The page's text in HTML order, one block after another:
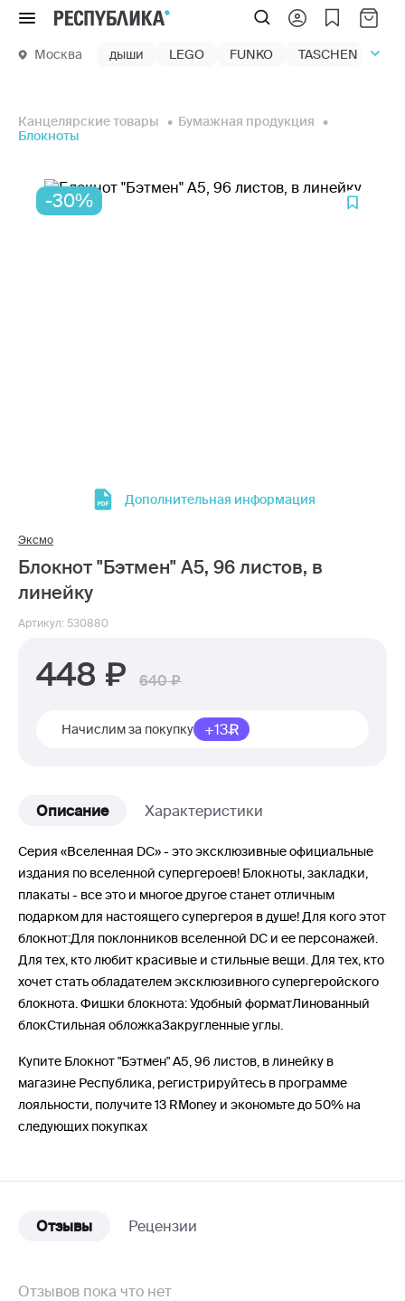
Меню
Москва дыши LEGO FUNKO TASCHEN
Канцелярские товары
Бумажная продукция
Блокноты
-30%
Дополнительная информация
Эксмо
Блокнот "Бэтмен" А5, 96 листов, в
линейку
Артикул: 530880
448 640
Начислим за покупку +13
Описание Характеристики
Серия «Вселенная DC» - это эксклюзивные официальные
издания по вселенной супергероев! Блокноты, закладки,
плакаты - все это и многое другое станет отличным
подарком для настоящего супергероя в душе! Для кого этот
блокнот:Для поклонников вселенной DC и ее персонажей.
Для тех, кто любит красивые и стильные вещи. Для тех, кто
хочет стать обладателем эксклюзивного супергеройского
блокнота. Фишки блокнота: Удобный форматЛинованный
блокСтильная обложкаЗакругленные углы.
Купите Блокнот "Бэтмен" А5, 96 листов, в линейку в
магазине Республика, регистрируйтесь в программе
лояльности, получите 13 RMoney и экономьте до 50% на
следующих покупках
Отзывы Рецензии
Отзывов пока что нет